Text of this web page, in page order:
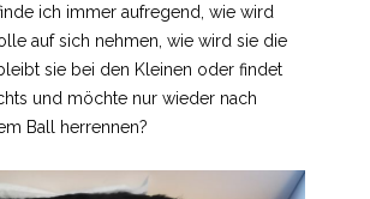
ich immer aufregend, wie wird
auf sich nehmen, wie wird sie die
sie bei den Kleinen oder findet
und möchte nur wieder nach
Ball herrennen?